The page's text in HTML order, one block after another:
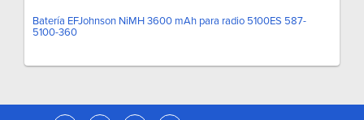
Batería EFJohnson NiMH 3600 mAh para radio 5100ES 587-
5100-360